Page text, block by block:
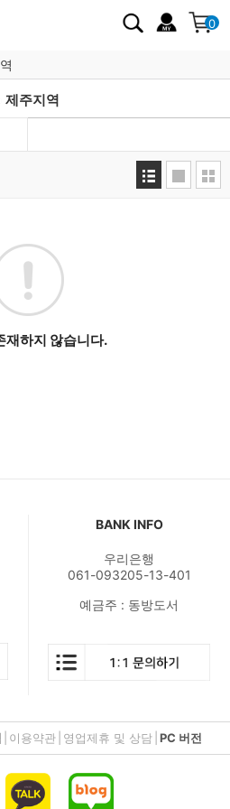
0
제주지역
재하지 않습니다.
BANK INFO
우리은행
061-093205-13-401
예금주 : 동방도서
이용약관 영업제휴 및 상담 PC 버전